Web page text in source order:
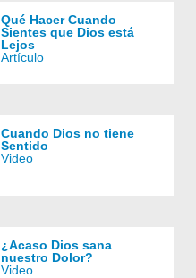
Qué Hacer Cuando
Sientes que Dios está
Lejos
Artículo
Cuando Dios no tiene
Sentido
Video
¿Acaso Dios sana
nuestro Dolor?
Video